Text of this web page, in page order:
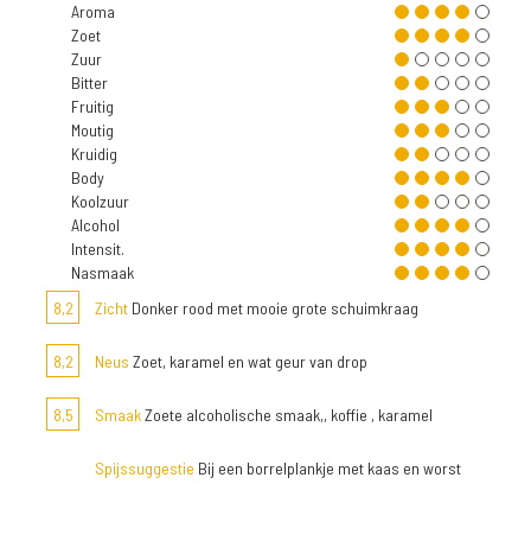
Aroma
Zoet
Zuur
Bitter
Fruitig
Moutig
Kruidig
Body
Koolzuur
Alcohol
Intensit.
Nasmaak
8,2
Zicht Donker rood met mooie grote schuimkraag
8,2 Neus Zoet, karamel en wat geur van drop
8,5 SmaakZoete alcoholische smaak,, koffie , karamel
Spijssuggestie Bij een borrelplankje met kaas en worst